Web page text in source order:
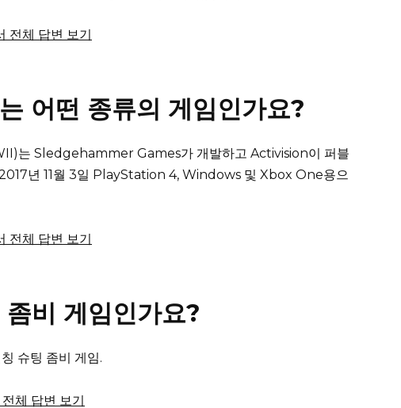
체 답변 보기
어떤 종류의 게임인가요?
는 Sledgehammer Games가 개발하고 Activision이 퍼블
년 11월 3일 PlayStation 4, Windows 및 Xbox One용으
체 답변 보기
비 게임인가요?
칭 슈팅 좀비 게임.
체 답변 보기